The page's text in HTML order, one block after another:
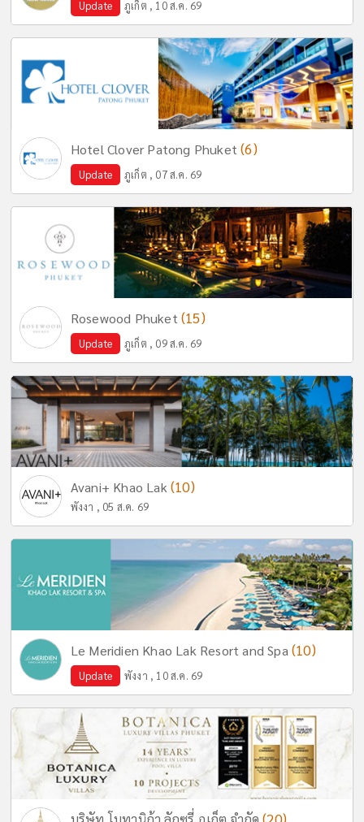
Update ภูเก็ต , 10 ส.ค. 69
Hotel Clover Patong Phuket(6)
Update ภูเก็ต , 07 ส.ค. 69
Rosewood Phuket (15)
Update ภูเก็ต , 09 ส.ค. 69
Avani+ Khao Lak (10)
พังงา , 05 ส.ค. 69
Le Meridien Khao Lak Resort and Spa (10)
Update พังงา , 10 ส.ค. 69